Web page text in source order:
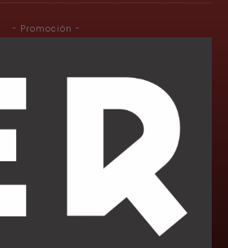
- Promoción -